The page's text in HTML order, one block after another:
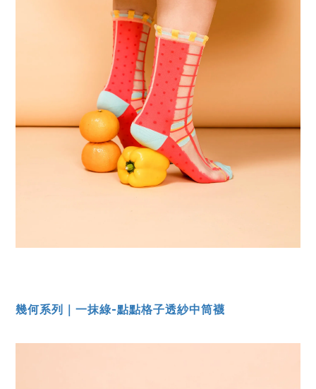
幾何系列｜一抹綠-點點格子透紗中筒襪